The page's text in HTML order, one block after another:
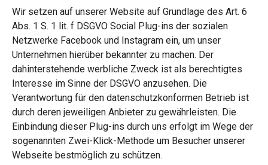
Wir setzen auf unserer Website auf Grundlage des Art. 6
Abs. 1 S. 1 lit. f DSGVO Social Plug-ins der sozialen
Netzwerke Facebook und Instagram ein, um unser
Unternehmen hierüber bekannter zu machen. Der
dahinterstehende werbliche Zweck ist als berechtigtes
Interesse im Sinne der DSGVO anzusehen. Die
Verantwortung für den datenschutzkonformen Betrieb ist
durch deren jeweiligen Anbieter zu gewährleisten. Die
Einbindung dieser Plug-ins durch uns erfolgt im Wege der
sogenannten Zwei-Klick-Methode um Besucher unserer
Webseite bestmöglich zu schützen.